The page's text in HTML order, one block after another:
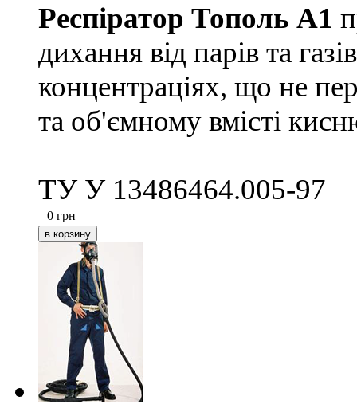
Респіратор Тополь А1
дихання від парів та
концентраціях, що не
та об'ємному вмісті
ТУ У 13486464.005-97
0 грн